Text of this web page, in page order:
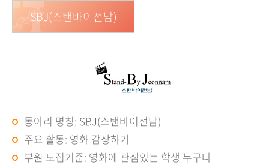
SBJ(스탠바이전남)
동아리 명칭: SBJ(스탠바이전남)
주요 활동: 영화 감상하기
부원 모집기준: 영화에 관심있는 학생 누구나